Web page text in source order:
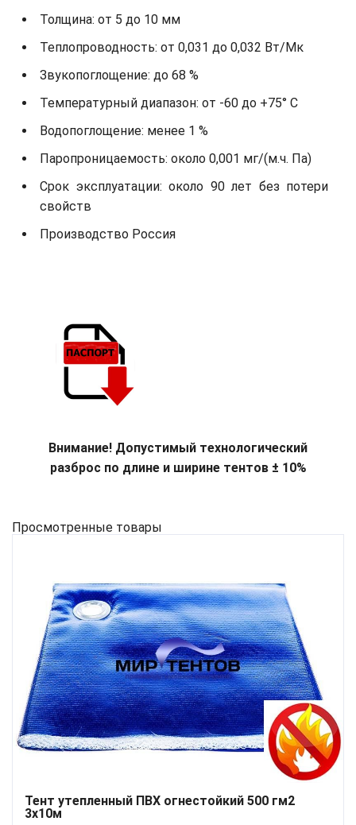
Толщина: от 5 до 10 мм
Теплопроводность: от 0,031 до 0,032 Вт/Мк
Звукопоглощение: до 68 %
Температурный диапазон: от -60 до +75° С
Водопоглощение: менее 1 %
Паропроницаемость: около 0,001 мг/(м.ч. Па)
Срок эксплуатации: около 90 лет без потери
свойств
Производство Россия
Внимание! Допустимый технологический
разброс по длине и ширине тентов ± 10%
Просмотренные товары
Тент утепленный ПВХ огнестойкий 500 гм2
3х10м